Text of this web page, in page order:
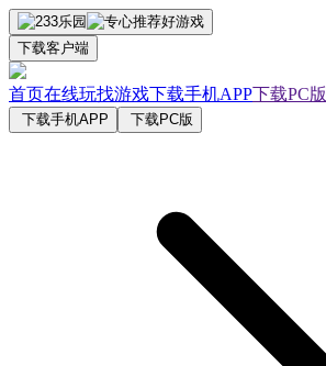
下载客户端
首页在线玩找游戏下载手机APP下载PC版
下载手机APP 下载PC版